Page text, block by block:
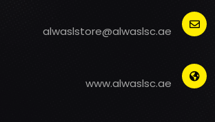
alwaslstore@alwaslsc.ae
www.alwaslsc.ae